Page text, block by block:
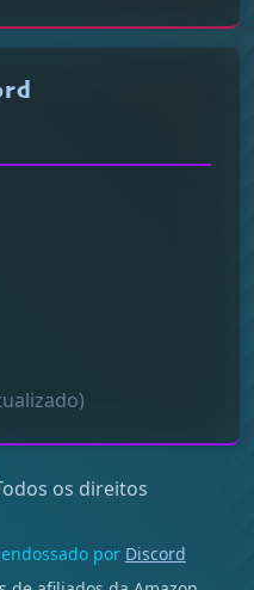
os direitos
por Discord